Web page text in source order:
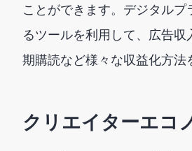
ことができます。デジタル
るツールを利用して、広告
期購読など様々な収益化方法
クリエイターエコ